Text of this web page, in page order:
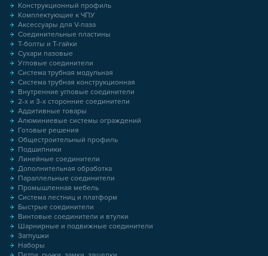
Конструкционный профиль
Комплектующие к ЧПУ
Аксессуары для V-паза
Соединительные пластины
Т-болты и Т-гайки
Сухари пазовые
Угловые соединители
Система трубная модульная
Система трубная конструкционная
Внутренние угловые соединители
2-х и 3-х сторонние соединители
Аддитивные товары
Алюминиевые системы ограждений
Готовые решения
Общестроительный профиль
Подшипники
Линейные соединители
Дополнительная обработка
Параллельные соединители
Промышленная мебель
Система лестниц и платформ
Быстрые соединители
Винтовые соединители и втулки
Шарнирные и подвижные соединители
Заглушки
Наборы